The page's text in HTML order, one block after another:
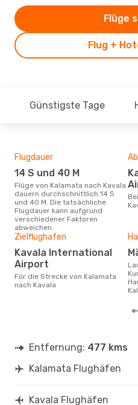
Flug +
Flüge
Günstigste Tage
Flugdauer
14 S und 40 M
Flüge von Kalamata nach Kavala
dauern durchschnittlich 14 S
und 40 M. Die tatsächliche
Flugdauer kann aufgrund
verschiedener Faktoren
abweichen.
Kalamata International
Bei Flügen von Kalamata nach
Zielflughafen
Kavala International
Airport
Für die Strecke von Kalamata
nach Kavala
Laut Suchanfragen unserer
Entfernung: 477 kms
Kalamata Flughäfen
Kavala Flughäfen